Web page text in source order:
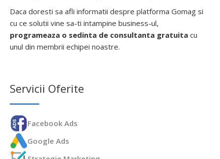
Daca doresti sa afli informatii despre platforma Gomag si
cu ce solutii vine sa-ti intampine business-ul,
programeaza o sedinta de consultanta gratuita cu
unul din membrii echipei noastre.
Servicii Oferite
Facebook Ads
Google Ads